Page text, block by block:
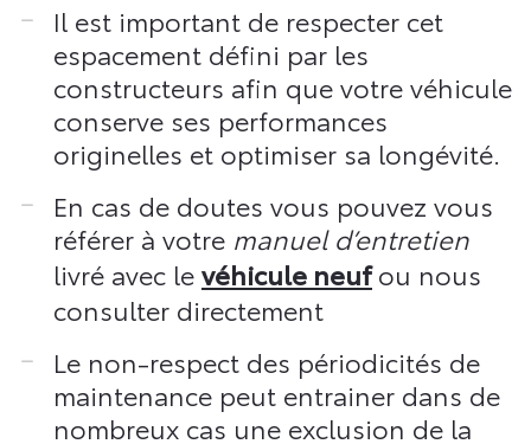
Il est important de respecter cet
espacement défini par les
constructeurs afin que votre véhicule
conserve ses performances
originelles et optimiser sa longévité.
En cas de doutes vous pouvez vous
référer à votre manuel d’entretien
livré avec levéhicule neufou nous
consulter directement
Le non-respect des périodicités de
maintenance peut entrainer dans de
nombreux cas une exclusion de la